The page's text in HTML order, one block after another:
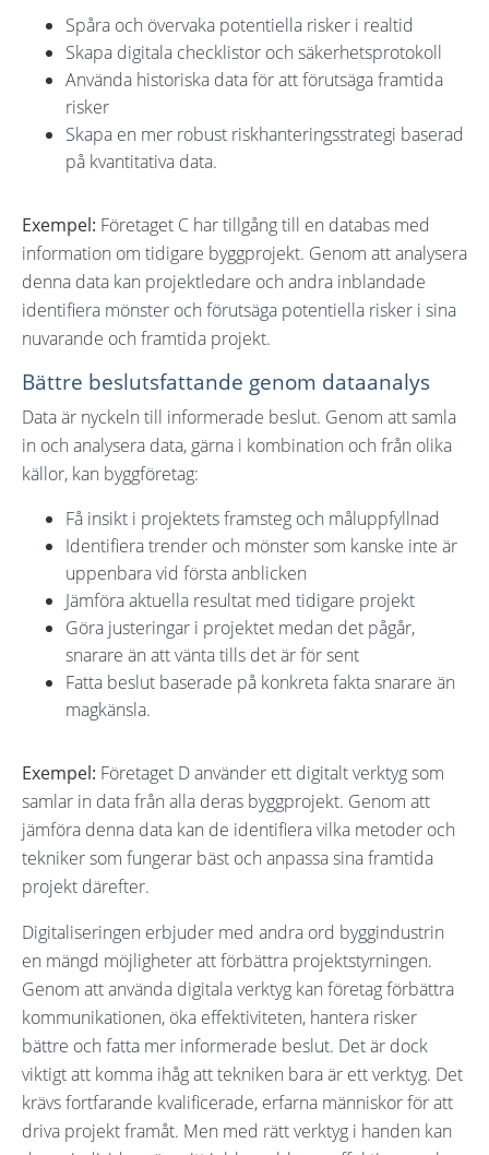
Spåra och övervaka potentiella risker i realtid
Skapa digitala checklistor och säkerhetsprotokoll
Använda historiska data för att förutsäga framtida
risker
Skapa en mer robust riskhanteringsstrategi baserad
på kvantitativa data.
Exempel: Företaget C har tillgång till en databas med
information om tidigare byggprojekt. Genom att analysera
denna data kan projektledare och andra inblandade
identifiera mönster och förutsäga potentiella risker i sina
nuvarande och framtida projekt.
Bättre beslutsfattande genom dataanalys
Data är nyckeln till informerade beslut. Genom att samla
in och analysera data, gärna i kombination och från olika
källor, kan byggföretag:
Få insikt i projektets framsteg och måluppfyllnad
Identifiera trender och mönster som kanske inte är
uppenbara vid första anblicken
Jämföra aktuella resultat med tidigare projekt
Göra justeringar i projektet medan det pågår,
snarare än att vänta tills det är för sent
Fatta beslut baserade på konkreta fakta snarare än
magkänsla.
Exempel: Företaget D använder ett digitalt verktyg som
samlar in data från alla deras byggprojekt. Genom att
jämföra denna data kan de identifiera vilka metoder och
tekniker som fungerar bäst och anpassa sina framtida
projekt därefter.
Digitaliseringen erbjuder med andra ord byggindustrin
en mängd möjligheter att förbättra projektstyrningen.
Genom att använda digitala verktyg kan företag förbättra
kommunikationen, öka effektiviteten, hantera risker
bättre och fatta mer informerade beslut. Det är dock
viktigt att komma ihåg att tekniken bara är ett verktyg. Det
krävs fortfarande kvalificerade, erfarna människor för att
driva projekt framåt. Men med rätt verktyg i handen kan